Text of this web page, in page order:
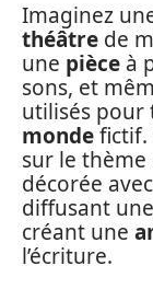
Imaginez
théâtre de
une pièce à
sons, et
utilisés pour
mondefictif.
sur le thème
décorée
diffusant
créant une
l’écriture.